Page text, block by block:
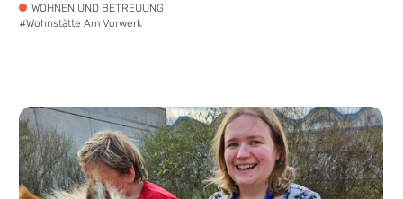
Tags:WOHNEN UND BETREUUNG
#Wohnstätte Am Vorwerk